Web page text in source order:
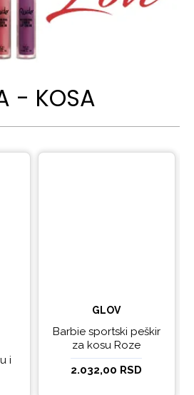
- KOSA
i
GLOV
Barbie sportski peškir
za kosu Roze
2.032,00 RSD